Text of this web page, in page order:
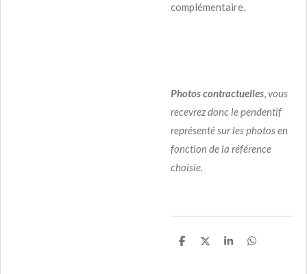
complémentaire.
Photos contractuelles,vous
recevrez donc le pendentif
représenté sur les photos en
fonction de la référence
choisie.
P
P
P
P